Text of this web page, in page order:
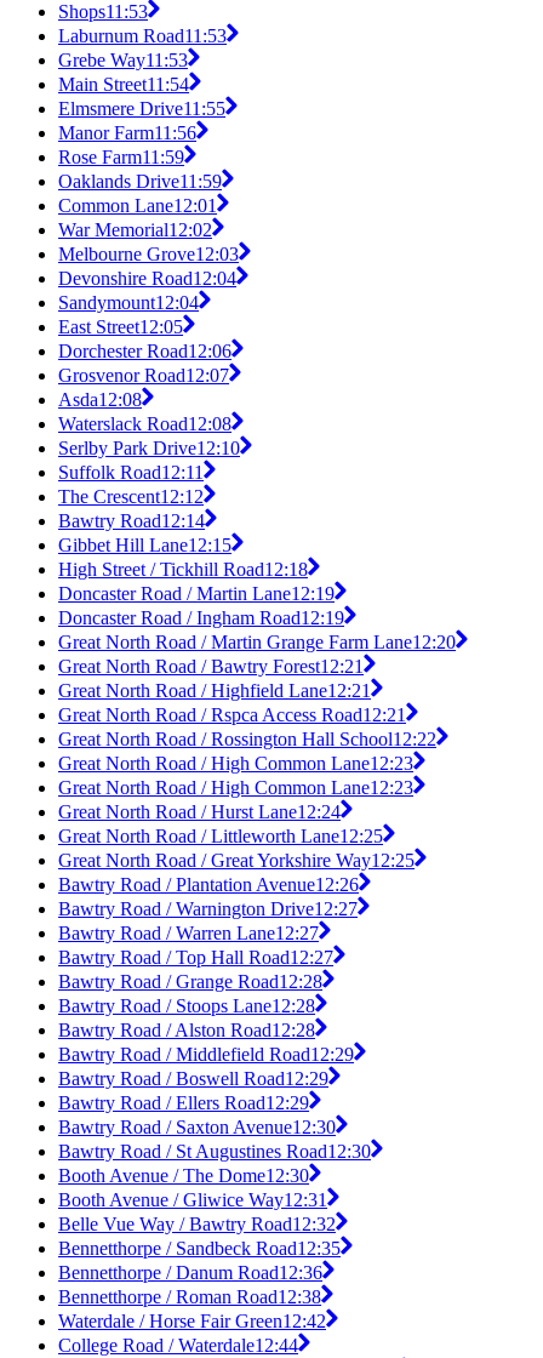
Shops11:53
Laburnum Road11:53
Grebe Way11:53
Main Street11:54
Elmsmere Drive11:55
Manor Farm11:56
Rose Farm11:59
Oaklands Drive11:59
Common Lane12:01
War Memorial12:02
Melbourne Grove12:03
Devonshire Road12:04
Sandymount12:04
East Street12:05
Dorchester Road12:06
Grosvenor Road12:07
Asda12:08
Waterslack Road12:08
Serlby Park Drive12:10
Suffolk Road12:11
The Crescent12:12
Bawtry Road12:14
Gibbet Hill Lane12:15
High Street / Tickhill Road12:18
Doncaster Road / Martin Lane12:19
Doncaster Road / Ingham Road12:19
Great North Road / Martin Grange Farm Lane12:20
Great North Road / Bawtry Forest12:21
Great North Road / Highfield Lane12:21
Great North Road / Rspca Access Road12:21
Great North Road / Rossington Hall School12:22
Great North Road / High Common Lane12:23
Great North Road / High Common Lane12:23
Great North Road / Hurst Lane12:24
Great North Road / Littleworth Lane12:25
Great North Road / Great Yorkshire Way12:25
Bawtry Road / Plantation Avenue12:26
Bawtry Road / Warnington Drive12:27
Bawtry Road / Warren Lane12:27
Bawtry Road / Top Hall Road12:27
Bawtry Road / Grange Road12:28
Bawtry Road / Stoops Lane12:28
Bawtry Road / Alston Road12:28
Bawtry Road / Middlefield Road12:29
Bawtry Road / Boswell Road12:29
Bawtry Road / Ellers Road12:29
Bawtry Road / Saxton Avenue12:30
Bawtry Road / St Augustines Road12:30
Booth Avenue / The Dome12:30
Booth Avenue / Gliwice Way12:31
Belle Vue Way / Bawtry Road12:32
Bennetthorpe / Sandbeck Road12:35
Bennetthorpe / Danum Road12:36
Bennetthorpe / Roman Road12:38
Waterdale / Horse Fair Green12:42
College Road / Waterdale12:44